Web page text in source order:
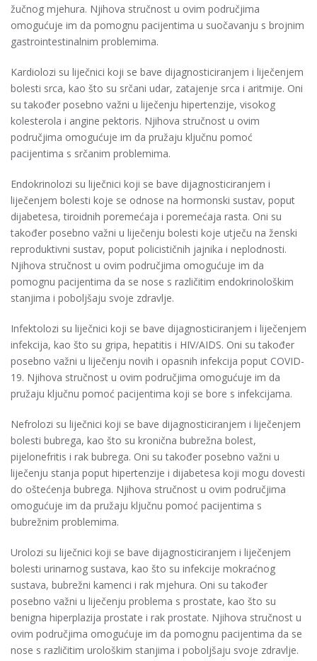
žučnog mjehura. Njihova stručnost u ovim područjima
omogućuje im da pomognu pacijentima u suočavanju s brojnim
gastrointestinalnim problemima.
Kardiolozi su liječnici koji se bave dijagnosticiranjem i liječenjem
bolesti srca, kao što su srčani udar, zatajenje srca i aritmije. Oni
su također posebno važni u liječenju hipertenzije, visokog
kolesterola i angine pektoris. Njihova stručnost u ovim
područjima omogućuje im da pružaju ključnu pomoć
pacijentima s srčanim problemima.
Endokrinolozi su liječnici koji se bave dijagnosticiranjem i
liječenjem bolesti koje se odnose na hormonski sustav, poput
dijabetesa, tiroidnih poremećaja i poremećaja rasta. Oni su
također posebno važni u liječenju bolesti koje utječu na ženski
reproduktivni sustav, poput policističnih jajnika i neplodnosti.
Njihova stručnost u ovim područjima omogućuje im da
pomognu pacijentima da se nose s različitim endokrinološkim
stanjima i poboljšaju svoje zdravlje.
Infektolozi su liječnici koji se bave dijagnosticiranjem i liječenjem
infekcija, kao što su gripa, hepatitis i HIV/AIDS. Oni su također
posebno važni u liječenju novih i opasnih infekcija poput COVID-
19. Njihova stručnost u ovim područjima omogućuje im da
pružaju ključnu pomoć pacijentima koji se bore s infekcijama.
Nefrolozi su liječnici koji se bave dijagnosticiranjem i liječenjem
bolesti bubrega, kao što su kronična bubrežna bolest,
pijelonefritis i rak bubrega. Oni su također posebno važni u
liječenju stanja poput hipertenzije i dijabetesa koji mogu dovesti
do oštećenja bubrega. Njihova stručnost u ovim područjima
omogućuje im da pružaju ključnu pomoć pacijentima s
bubrežnim problemima.
Urolozi su liječnici koji se bave dijagnosticiranjem i liječenjem
bolesti urinarnog sustava, kao što su infekcije mokraćnog
sustava, bubrežni kamenci i rak mjehura. Oni su također
posebno važni u liječenju problema s prostate, kao što su
benigna hiperplazija prostate i rak prostate. Njihova stručnost u
ovim područjima omogućuje im da pomognu pacijentima da se
nose s različitim urološkim stanjima i poboljšaju svoje zdravlje.